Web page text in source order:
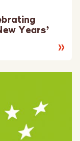
Years’
Lesen
mehr